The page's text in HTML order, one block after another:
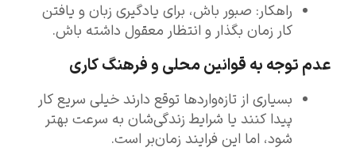
راهکار: صبور باش، برای یادگیری زبان و یافتن
کار زمان بگذار و انتظار معقول داشته باش.
عدم توجه به قوانین محلی و فرهنگ کاری
بسیاری از تازه‌واردها توقع دارند خیلی سریع کار
پیدا کنند یا شرایط زندگی‌شان به سرعت بهتر
شود، اما این فرایند زمان‌بر است.